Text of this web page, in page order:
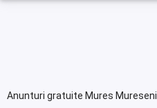
Anunturi gratuite Mures Mureseni